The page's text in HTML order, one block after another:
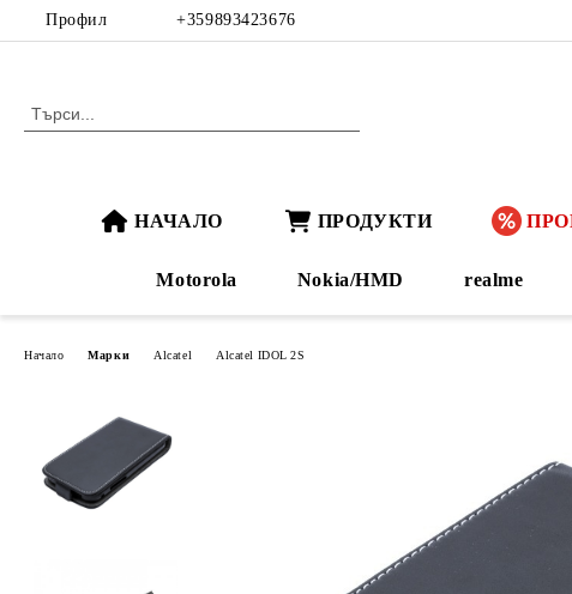
Профил +359893423676
НАЧАЛО ПРОДУКТИ
Motorola Nokia/HMD realme
Начало Марки Alcatel Alcatel IDOL 2S